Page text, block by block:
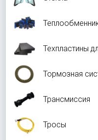
Техпластины
Тормозная
Трансмиссия
Тросы